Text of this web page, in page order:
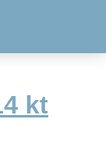
kt